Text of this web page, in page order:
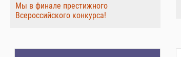
Мы в финале престижного
Всероссийского конкурса!